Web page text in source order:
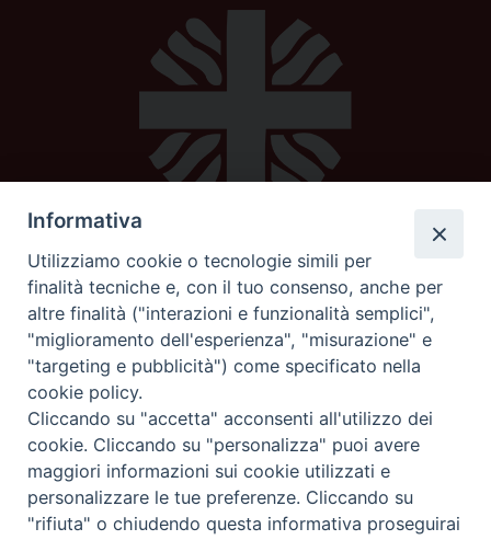
Caritas diocesana
Piazza Strambi 4
62100 Macerata
telefono 0733232795
mail:caritas@diocesimacerata.it
seguici su
Informativa
Utilizziamo cookie o tecnologie simili per
finalità tecniche e, con il tuo consenso, anche per
altre finalità ("interazioni e funzionalità semplici",
"miglioramento dell'esperienza", "misurazione" e
"targeting e pubblicità") come specificato nella
cookie policy.
Cliccando su "accetta" acconsenti all'utilizzo dei
cookie. Cliccando su "personalizza" puoi avere
maggiori informazioni sui cookie utilizzati e
personalizzare le tue preferenze. Cliccando su
"rifiuta" o chiudendo questa informativa proseguirai